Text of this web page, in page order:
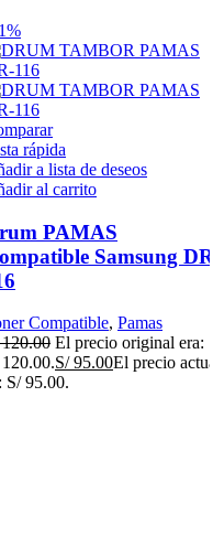
rápida
a lista de deseos
al carrito
PAMAS
Samsung
Compatible, Pamas
El precio original era:
120.00.S/95.00El precio
S/ 95.00.